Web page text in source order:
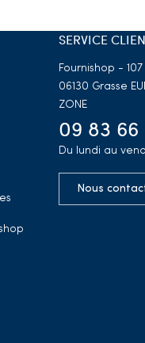
SERVICE
Fournishop -
06130 Grasse
ZONE
09 83 66
Du lundi au
Nous